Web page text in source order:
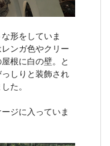
形をしていま
ンガ色やクリー
根に白の壁。と
しりと装飾され
た。
ジに入っていま